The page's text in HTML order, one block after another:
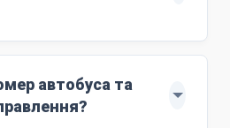
на дітей віком до 10
ціна дитячого
5000 грн
. Дитяче лежаче
8000 грн .
автобуса та